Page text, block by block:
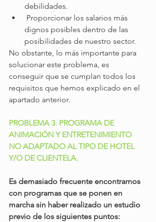
debilidades.
dignos posibles dentro de las
posibilidades de nuestro sector.
No obstante, lo más importante para
solucionar este problema, es
conseguir que se cumplan todos los
requisitos que hemos explicado en el
apartado anterior.
PROBLEMA 3. PROGRAMA DE
ANIMACIÓN Y ENTRETENIMIENTO
NO ADAPTADO AL TIPO DE HOTEL
Y/O DE CLIENTELA.
Es demasiado frecuente encontrarnos
con programas que se ponen en
marcha sin haber realizado un estudio
previo de los siguientes puntos: